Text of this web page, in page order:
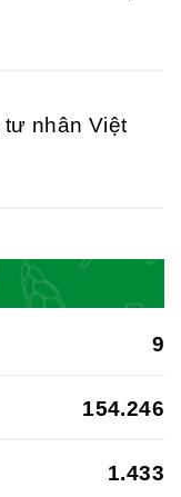
nhân Việt
cổ truyền -
dược Việt
9
154.246
1.433